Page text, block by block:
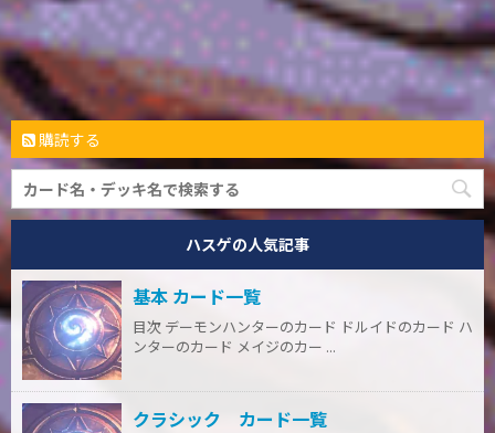
購読する
ハスゲの人気記事
基本 カード一覧
目次 デーモンハンターのカード ドルイドのカード ハ
ンターのカード メイジのカー ...
クラシック カード一覧